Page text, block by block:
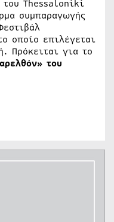
του Thessaloniki
συμπαραγωγής
οποίο επιλέγεται
Πρόκειται για το
του